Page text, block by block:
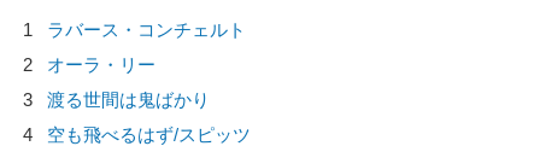
1
ラバース・コンチェルト
2
オーラ・リー
3
渡る世間は鬼ばかり
4
空も飛べるはず/スピッツ